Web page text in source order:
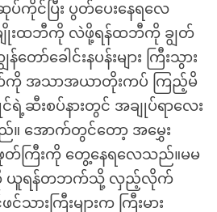
ကိုင်ပြီး ပွတ်ပေးနေရလေ
ျိုးထဘီကို လဲဖို့ရန်ထဘီကို ချွတ်
ာ်ခေါင်းနပန်းများ ကြီးသွား
ကို အသာအယာတိုးကပ် ကြည့်မိ
ဆီးစပ်နားတွင် အချုပ်ရာလေး
အောက်တွင်တော့ အမွှေး
အဖုတ်ကြီးကို တွေ့နေရလေသည်။မမ
ကို ယူရန်တဘက်သို့ လှည့်လိုက်
သားကြီးများက ကြီးမား